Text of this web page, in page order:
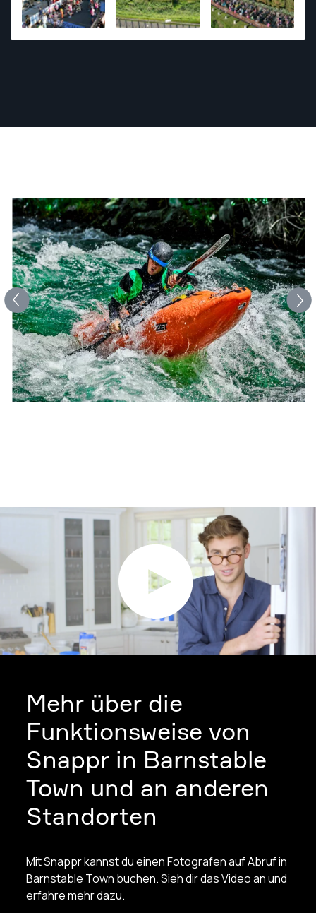
Mehr über die
Funktionsweise von
Snappr in Barnstable
Town und an anderen
Standorten
Mit Snappr kannst du einen Fotografen auf Abruf in
Barnstable Town buchen. Sieh dir das Video an und
erfahre mehr dazu.